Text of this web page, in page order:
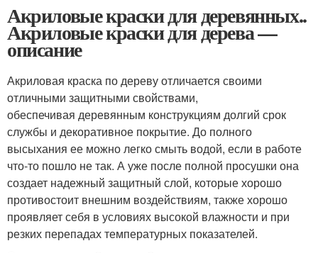
Акриловые краски для деревянных..
Акриловые краски для дерева —
описание
Акриловая краска по дереву отличается своими
отличными защитными свойствами,
обеспечивая деревянным конструкциям долгий срок
службы и декоративное покрытие. До полного
высыхания ее можно легко смыть водой, если в работе
что-то пошло не так. А уже после полной просушки она
создает надежный защитный слой, которые хорошо
противостоит внешним воздействиям, также хорошо
проявляет себя в условиях высокой влажности и при
резких перепадах температурных показателей.